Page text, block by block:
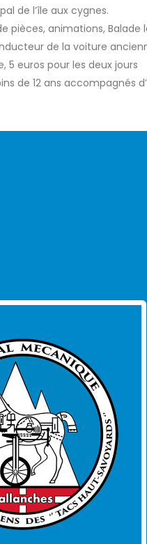
de l’île aux cygnes.
pièces, animations,
de la voiture
5 euros pour les deux jours
de 12 ans accompagnés